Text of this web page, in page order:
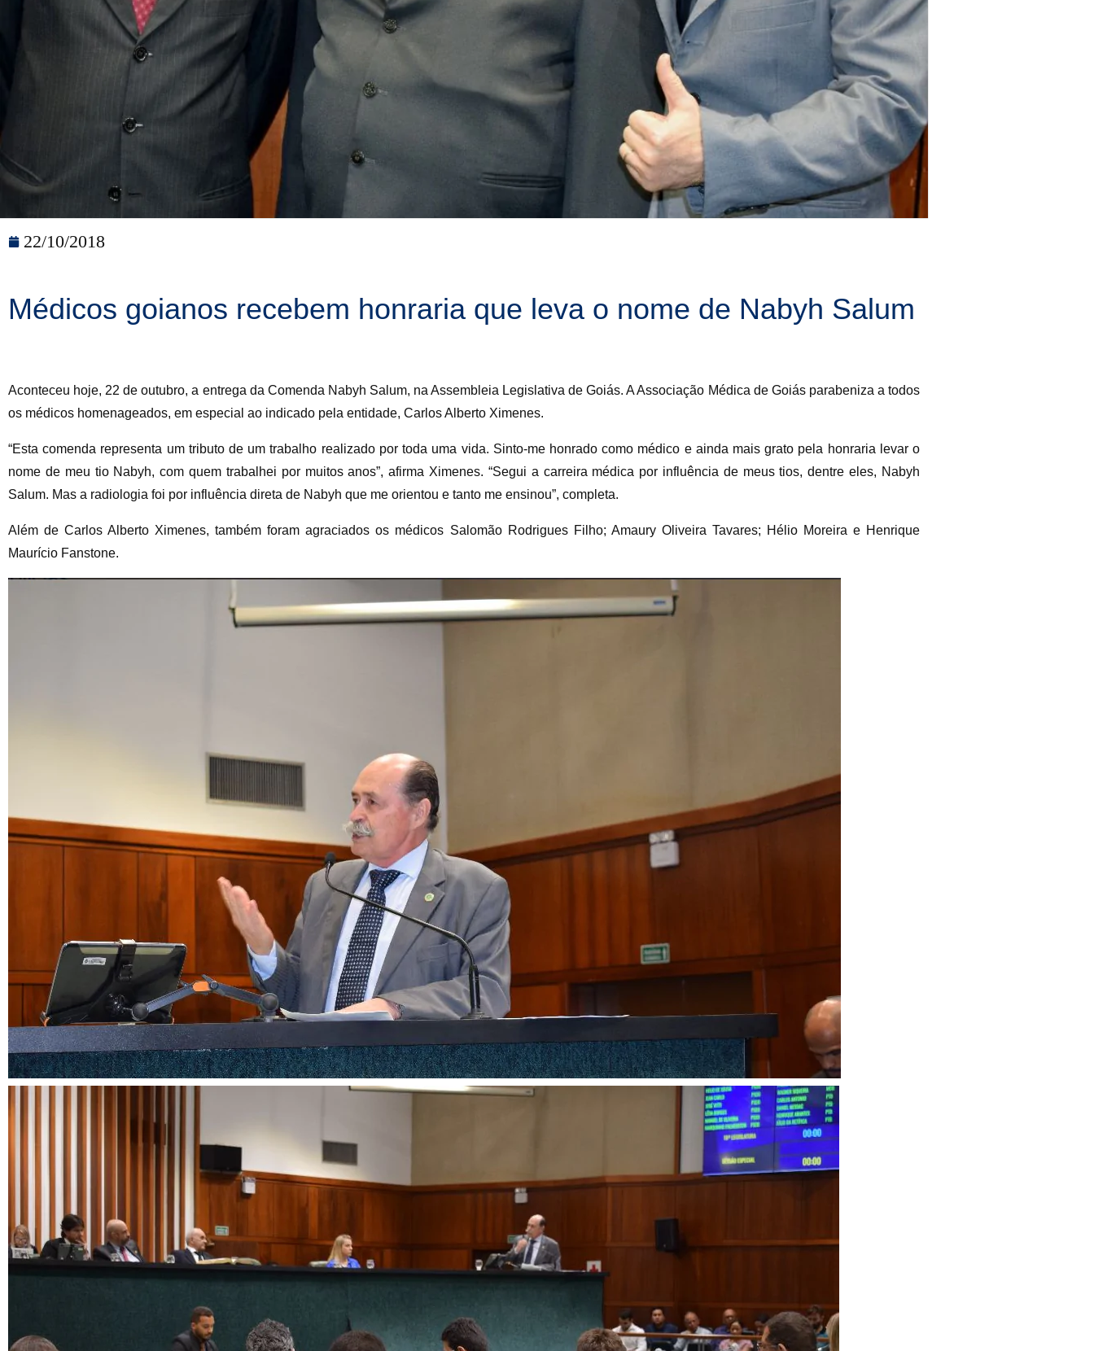
22/10/2018
Médicos goianos recebem honraria que leva o nome de Nabyh Salum
Aconteceu hoje, 22 de outubro, a entrega da Comenda Nabyh Salum, na Assembleia Legislativa de Goiás. A Associação Médica de Goiás parabeniza a todos
os médicos homenageados, em especial ao indicado pela entidade, Carlos Alberto Ximenes.
“Esta comenda representa um tributo de um trabalho realizado por toda uma vida. Sinto-me honrado como médico e ainda mais grato pela honraria levar o
nome de meu tio Nabyh, com quem trabalhei por muitos anos”, afirma Ximenes. “Segui a carreira médica por influência de meus tios, dentre eles, Nabyh
Salum. Mas a radiologia foi por influência direta de Nabyh que me orientou e tanto me ensinou”, completa.
Além de Carlos Alberto Ximenes, também foram agraciados os médicos Salomão Rodrigues Filho; Amaury Oliveira Tavares; Hélio Moreira e Henrique
Maurício Fanstone.